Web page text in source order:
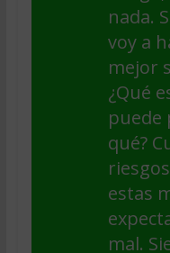
nada.
voy a
mejor
¿Qué
puede
qué?
estas
mal.